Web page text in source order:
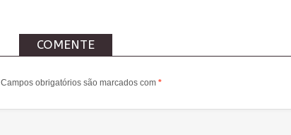
COMENTE
Campos obrigatórios são marcados com *